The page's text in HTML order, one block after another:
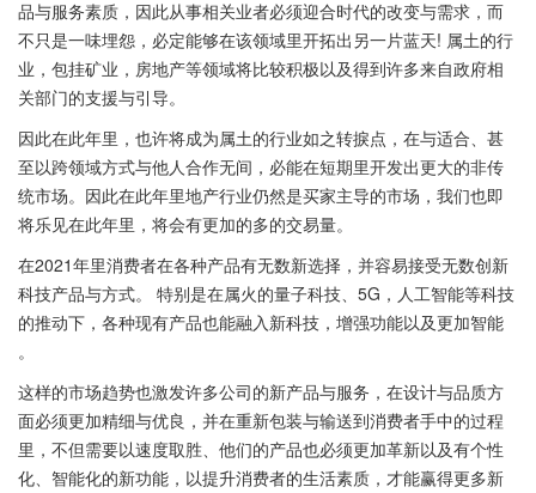
品与服务素质，因此从事相关业者必须迎合时代的改变与需求，而
不只是一味埋怨，必定能够在该领域里开拓出另一片蓝天! 属土的行
业，包挂矿业，房地产等领域将比较积极以及得到许多来自政府相
关部门的支援与引导。
因此在此年里，也许将成为属土的行业如之转捩点，在与适合、甚
至以跨领域方式与他人合作无间，必能在短期里开发出更大的非传
统市场。因此在此年里地产行业仍然是买家主导的市场，我们也即
将乐见在此年里，将会有更加的多的交易量。
在2021年里消费者在各种产品有无数新选择，并容易接受无数创新
科技产品与方式。 特别是在属火的量子科技、5G，人工智能等科技
的推动下，各种现有产品也能融入新科技，增强功能以及更加智能
。
这样的市场趋势也激发许多公司的新产品与服务，在设计与品质方
面必须更加精细与优良，并在重新包装与输送到消费者手中的过程
里，不但需要以速度取胜、他们的产品也必须更加革新以及有个性
化、智能化的新功能，以提升消费者的生活素质，才能赢得更多新